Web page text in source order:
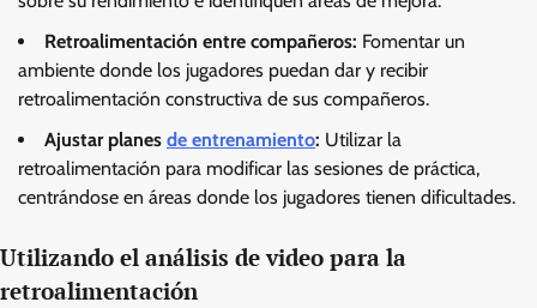
Retroalimentación entre compañeros: Fomentar un
ambiente donde los jugadores puedan dar y recibir
retroalimentación constructiva de sus compañeros.
Ajustar planes de entrenamiento: Utilizar la
retroalimentación para modificar las sesiones de práctica,
centrándose en áreas donde los jugadores tienen dificultades.
Utilizando el análisis de video para la
retroalimentación